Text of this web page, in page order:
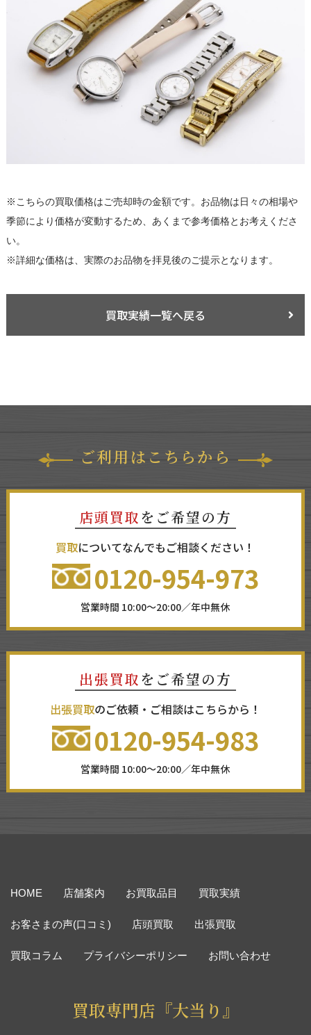
※こちらの買取価格はご売却時の金額です。お品物は日々の相場や
季節により価格が変動するため、あくまで参考価格とお考えくださ
い。
※詳細な価格は、実際のお品物を拝見後のご提示となります。
買取実績一覧へ戻る
ご利用はこちらから
店頭買取 をご希望の方
買取についてなんでもご相談ください！
0120-954-973
営業時間 10:00～20:00／年中無休
出張買取 をご希望の方
出張買取のご依頼・ご相談はこちらから！
0120-954-983
営業時間 10:00～20:00／年中無休
HOME 店舗案内 お買取品目 買取実績
お客さまの声(口コミ) 店頭買取 出張買取
買取コラム プライバシーポリシー お問い合わせ
買取専門店『大当り』